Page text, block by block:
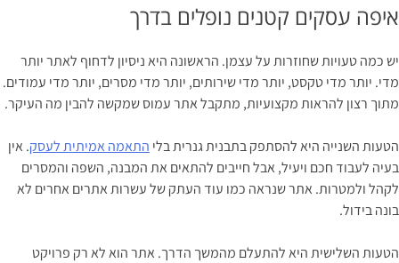
איפה עסקים קטנים נופלים בדרך
יש כמה טעויות שחוזרות על עצמן. הראשונה היא ניסיון לדחוף לאתר יותר
מדי. יותר מדי טקסט, יותר מדי שירותים, יותר מדי מסרים, יותר מדי עמודים.
מתוך רצון להראות מקצועיות, מתקבל אתר עמוס שמקשה להבין מה העיקר.
הטעות השנייה היא להסתפק בתבנית גנרית בלי התאמה אמיתית לעסק. אין
בעיה לעבוד חכם ויעיל, אבל חייבים להתאים את המבנה, השפה והמסרים
לקהל ולמטרות. אתר שנראה כמו עוד העתק של עשרות אתרים אחרים לא
בונה בידול.
הטעות השלישית היא להתעלם מהמשך הדרך. אתר הוא לא רק פרויקט